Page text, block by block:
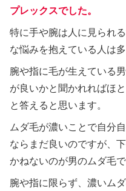
プレックスでした。
特に手や腕は人に見られ
な悩みを抱えている人は
腕や指に毛が生えている
が良いかと聞かれればほ
と答えると思います。
ムダ毛が濃いことで自分
ならまだ良いのですが、
かねないのが男のムダ毛で
腕や指に限らず、濃いム